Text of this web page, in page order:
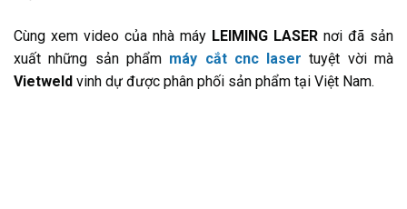
Cùng xem video của nhà máy LEIMING LASER nơi đã sản
xuất những sản phẩm máy cắt cnc laser tuyệt vời mà
Vietweld vinh dự được phân phối sản phẩm tại Việt Nam.